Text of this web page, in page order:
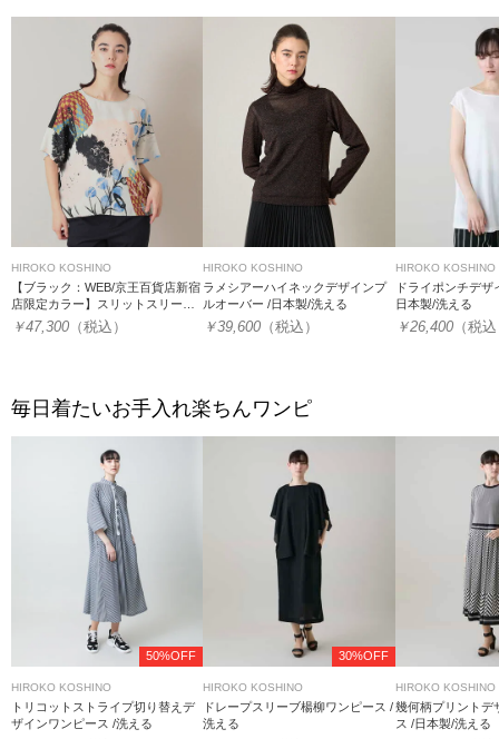
HIROKO KOSHINO
【ブラック：WEB/京王百貨店新宿
店限定カラー】スリットスリーブ
プリントカットソー/日本製/洗える
￥47,300 （税込）
HIROKO KOSHINO
ラメシアーハイネックデザインプ
ルオーバー /日本製/洗える
￥39,600 （税込）
HIROKO KOSHINO
ドライポンチデ
日本製/洗える
￥26,400（税
毎日着たいお手入れ楽ちんワンピ
50%OFF
HIROKO KOSHINO
トリコットストライプ切り替えデ
ザインワンピース /洗える
30%OFF
HIROKO KOSHINO
ドレープスリーブ楊柳ワンピース /
洗える
HIROKO KOSHINO
幾何柄プリントデ
ス /日本製/洗える